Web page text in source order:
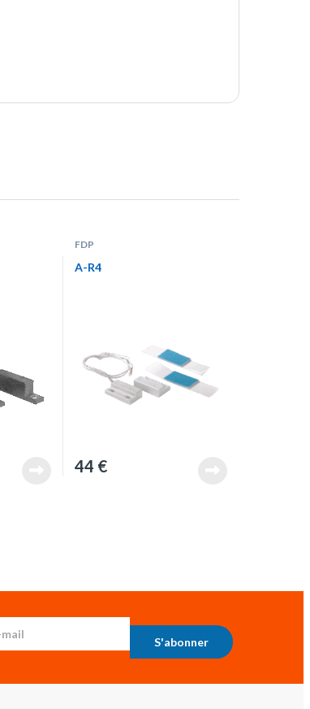
FDP
A-R4
44 €
S'abonner